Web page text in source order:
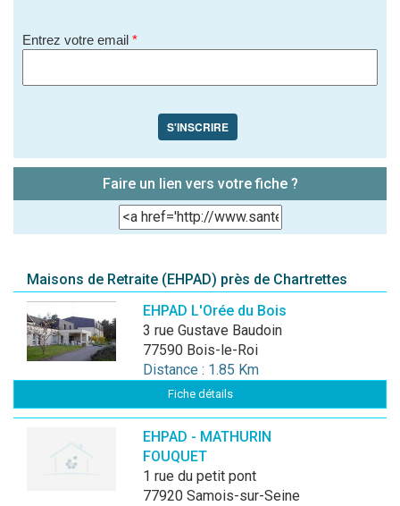
Entrez votre email *
S'INSCRIRE
Faire un lien vers votre fiche ?
Maisons de Retraite (EHPAD) près de Chartrettes
EHPAD L'Orée du Bois
3 rue Gustave Baudoin
77590 Bois-le-Roi
Distance : 1.85 Km
Fiche détails
EHPAD - MATHURIN
FOUQUET
1 rue du petit pont
77920 Samois-sur-Seine